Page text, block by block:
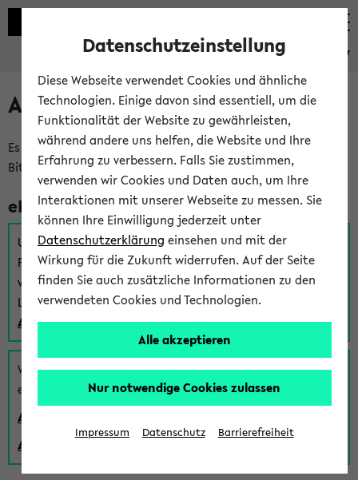
eKVV
Anmeldung am eKVV
Es gibt mehrere Möglichkeiten zur Anmeldung am eKVV.
Bitte wählen Sie die für Sie richtige aus:
eKVV für Studierende
Um sich einen Stundenplan zu erstellen und alle weiteren
Funktionen des eKVVs für Studierende zu nutzen,
verwenden Sie diesen Link zur Anmeldung über Ihr Uni
Login:
Anmeldung zum eKVV der Studierenden
Wenn Sie (noch) kein Uni Login haben, können Sie das
eKVV auch über einen Gastzugang verwenden:
Anmeldung über einen vorhandenen Gastzugang
Anlegen eines neuen Gastzugangs
Datenschutzeinstellung
Diese Webseite verwendet Cookies und ähnliche
Technologien. Einige davon sind essentiell, um die
Funktionalität der Website zu gewährleisten,
während andere uns helfen, die Website und Ihre
Erfahrung zu verbessern. Falls Sie zustimmen,
verwenden wir Cookies und Daten auch, um Ihre
Interaktionen mit unserer Webseite zu messen. Sie
können Ihre Einwilligung jederzeit unter
Datenschutzerklärung einsehen und mit der
Wirkung für die Zukunft widerrufen. Auf der Seite
finden Sie auch zusätzliche Informationen zu den
verwendeten Cookies und Technologien.
Alle akzeptieren
Nur notwendige Cookies zulassen
Impressum Datenschutz Barrierefreiheit